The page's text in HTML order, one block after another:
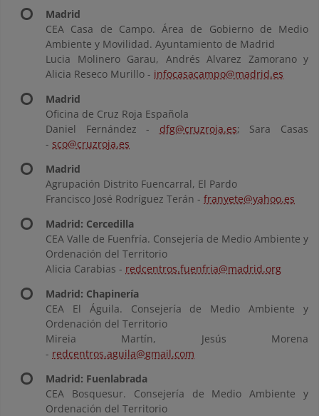
Madrid
CEA Casa de Campo. Área de Gobierno de Medio
Ambiente y Movilidad. Ayuntamiento de Madrid
Lucia Molinero Garau, Andrés Alvarez Zamorano y
Alicia Reseco Murillo - infocasacampo@madrid.es
Madrid
Oficina de Cruz Roja Española
Daniel Fernández - dfg@cruzroja.es; Sara Casas
- sco@cruzroja.es
Madrid
Agrupación Distrito Fuencarral, El Pardo
Francisco José Rodríguez Terán - franyete@yahoo.es
Madrid: Cercedilla
CEA Valle de Fuenfría. Consejería de Medio Ambiente y
Ordenación del Territorio
Alicia Carabias - redcentros.fuenfria@madrid.org
Madrid: Chapinería
CEA El Águila. Consejería de Medio Ambiente y
Ordenación del Territorio
Mireia Martín, Jesús Morena
- redcentros.aguila@gmail.com
Madrid: Fuenlabrada
CEA Bosquesur. Consejería de Medio Ambiente y
Ordenación del Territorio